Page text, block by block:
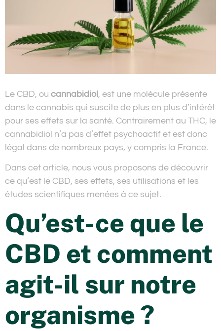
Le CBD, ou cannabidiol , est une molécule présente
dans le cannabis qui suscite de plus en plus d’intérêt
pour ses effets sur la santé. Contrairement au THC, le
cannabidiol n’a pas d’effet psychoactif et est donc
légal dans de nombreux pays, y compris la France.
Dans cet article, nous vous proposons de découvrir
ce qu’est le CBD, ses effets, ses utilisations et les
études scientifiques menées à ce sujet.
Qu’est-ce que le
CBD et comment
agit-il sur notre
organisme ?